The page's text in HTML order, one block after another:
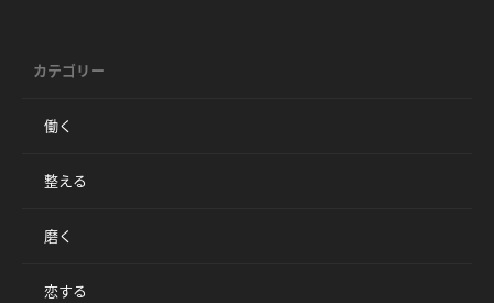
カテゴリー
働く
整える
磨く
恋する